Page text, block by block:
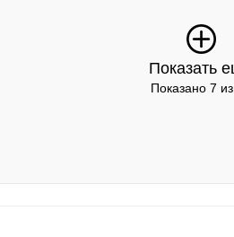
Показать
Показано 7